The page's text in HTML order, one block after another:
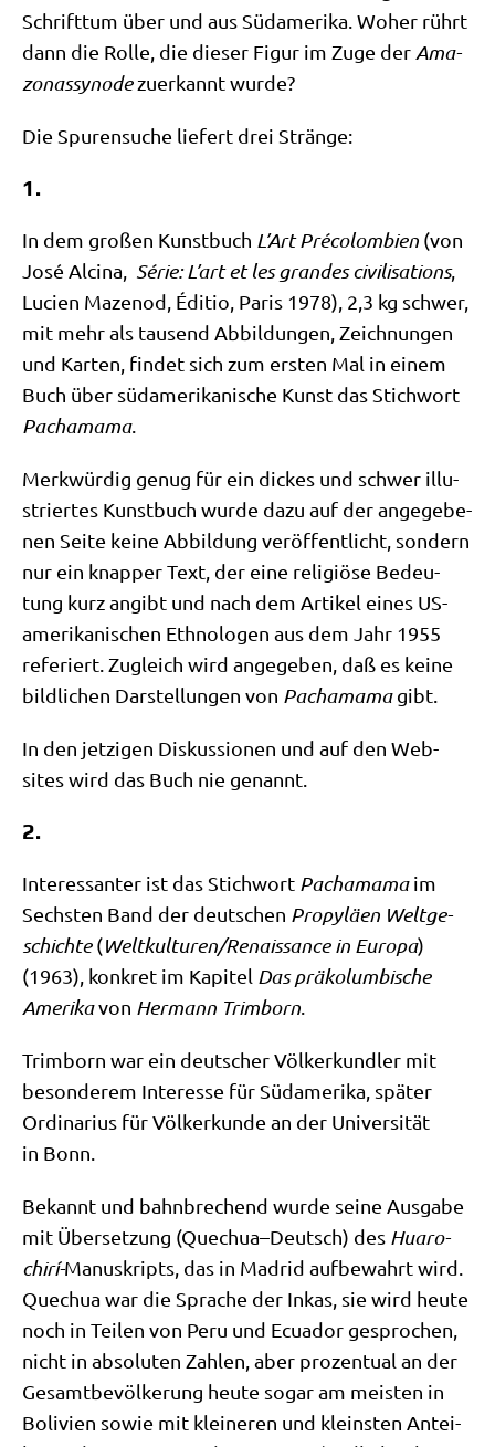
Schrift­tum über und aus Süd­ame­ri­ka. Woher rührt
dann die Rol­le, die die­ser Figur im Zuge der Ama­
zo­nas­syn­odezuer­kannt wurde?
Die Spu­ren­su­che lie­fert drei Stränge:
1.
In dem gro­ßen Kunst­buch L’Art Pré­co­lom­bien (von
José Alci­na, Série: L’art et les gran­des civi­li­sa­ti­ons,
Luci­en Mazen­od, Édi­tio, Paris 1978), 2,3 kg schwer,
mit mehr als tau­send Abbil­dun­gen, Zeich­nun­gen
und Kar­ten, fin­det sich zum ersten Mal in einem
Buch über süd­ame­ri­ka­ni­sche Kunst das Stich­wort
Pacha­ma­ma.
Merk­wür­dig genug für ein dickes und schwer illu­
strier­tes Kunst­buch wur­de dazu auf der ange­ge­be­
nen Sei­te kei­ne Abbil­dung ver­öf­fent­licht, son­dern
nur ein knap­per Text, der eine reli­giö­se Bedeu­
tung kurz angibt und nach dem Arti­kel eines US-
ame­ri­ka­ni­schen Eth­no­lo­gen aus dem Jahr 1955
refe­riert. Zugleich wird ange­ge­ben, daß es kei­ne
bild­li­chen Dar­stel­lun­gen von Pacha­ma­magibt.
In den jet­zi­gen Dis­kus­sio­nen und auf den Web­
sites wird das Buch nie genannt.
2.
Inter­es­san­ter ist das Stich­wort Pacha­ma­maim
Sech­sten Band der deut­schen Pro­py­lä­en Welt­ge­
schich­te(Weltkulturen/​Renaissance in Euro­pa)
(1963), kon­kret im Kapi­tel Das prä­ko­lum­bi­sche
Ame­ri­kavon Her­mann Trim­born
Trim­born war ein deut­scher Völ­ker­kund­ler mit
beson­de­rem Inter­es­se für Süd­ame­ri­ka, spä­ter
Ordi­na­ri­us für Völ­ker­kun­de an der Uni­ver­si­tät
in Bonn.
Bekannt und bahn­bre­chend wur­de sei­ne Aus­ga­be
mit Über­set­zung (Quechua–Deutsch) des Hua­ro­
chi­rí-Manu­skripts, das in Madrid auf­be­wahrt wird.
Quechua war die Spra­che der Inkas, sie wird heu­te
noch in Tei­len von Peru und Ecua­dor gespro­chen,
nicht in abso­lu­ten Zah­len, aber pro­zen­tu­al an der
Gesamt­be­völ­ke­rung heu­te sogar am mei­sten in
Boli­vi­en sowie mit klei­ne­ren und klein­sten Antei­